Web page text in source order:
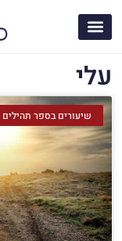
עלי
שיעורים בספר תהילים